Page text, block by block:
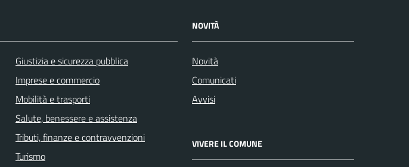
Giustizia e sicurezza pubblica
Imprese e commercio
Mobilità e trasporti
Salute, benessere e assistenza
Tributi, finanze e contravvenzioni
Turismo
NOVITÀ
Novità
Comunicati
Avvisi
VIVERE IL COMUNE